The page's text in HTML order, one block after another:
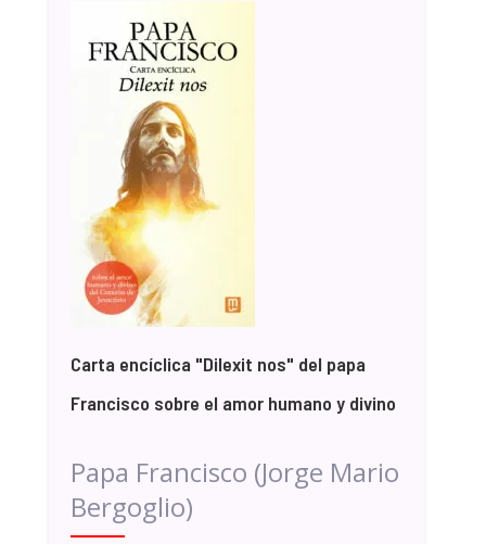
Carta encíclica "Dilexit nos" del papa
Francisco sobre el amor humano y divino
Papa Francisco (Jorge Mario
Bergoglio)